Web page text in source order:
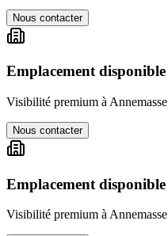
Nous contacter
Emplacement disponible
Visibilité premium à Annemasse
Nous contacter
Emplacement disponible
Visibilité premium àAnnemasse